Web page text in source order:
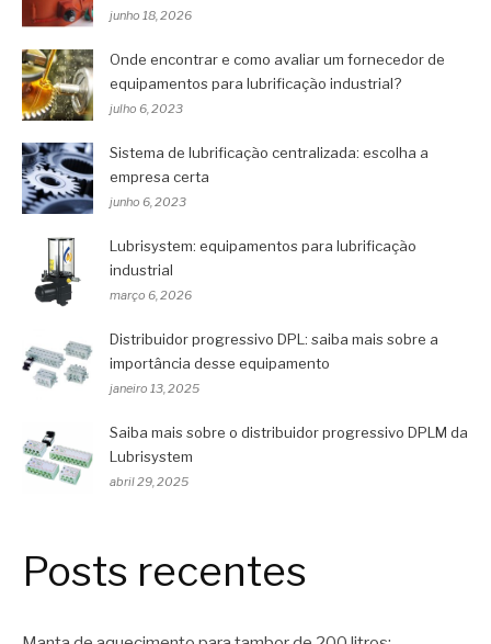
junho 18, 2026
Onde encontrar e como avaliar um fornecedor de
equipamentos para lubrificação industrial?
julho 6, 2023
Sistema de lubrificação centralizada: escolha a
empresa certa
junho 6, 2023
Lubrisystem: equipamentos para lubrificação
industrial
março 6, 2026
Distribuidor progressivo DPL: saiba mais sobre a
importância desse equipamento
janeiro 13, 2025
Saiba mais sobre o distribuidor progressivo DPLM da
Lubrisystem
abril 29, 2025
Posts recentes